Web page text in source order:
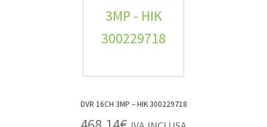
DVR 16CH 3MP – HIK 300229718